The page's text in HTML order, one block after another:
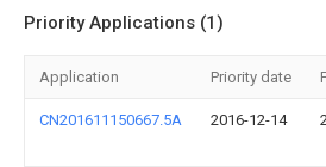
Priority Applications (1)
Application Priority date
CN201611150667.5A 2016-12-14